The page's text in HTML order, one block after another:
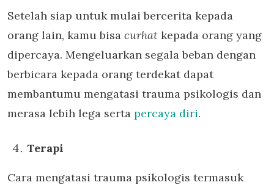
Setelah siap untuk mulai bercerita kepada
orang lain, kamu bisa curhat kepada orang yang
dipercaya. Mengeluarkan segala beban dengan
berbicara kepada orang terdekat dapat
membantumu mengatasi trauma psikologis dan
merasa lebih lega serta percaya diri.
Terapi
Cara mengatasi trauma psikologis termasuk